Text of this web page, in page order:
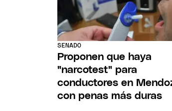
SENADO
Proponen que haya
"narcotest" para
conductores en
con penas más duras